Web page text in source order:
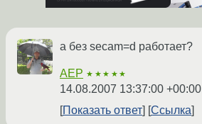
а без secam=d работает?
AEP ★★★★★
14.08.2007 13:37:00 +00:00
Показать ответ
Ссылка